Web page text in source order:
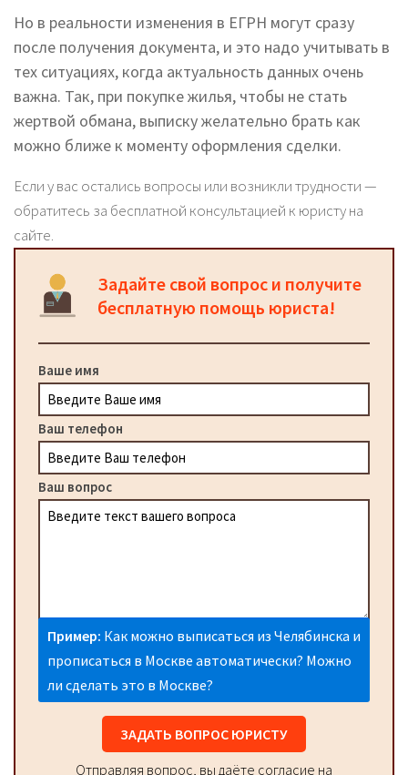
Но в реальности изменения в ЕГРН могут сразу
после получения документа, и это надо учитывать в
тех ситуациях, когда актуальность данных очень
важна. Так, при покупке жилья, чтобы не стать
жертвой обмана, выписку желательно брать как
можно ближе к моменту оформления сделки.
Если у вас остались вопросы или возникли трудности —
обратитесь за бесплатной консультацией к юристу на
сайте.
Задайте свой вопрос и получите
бесплатную помощь юриста!
Ваше имя
Ваш телефон
Ваш вопрос
Пример: Как можно выписаться из Челябинска и
прописаться в Москве автоматически? Можно
ли сделать это в Москве?
ЗАДАТЬ ВОПРОС ЮРИСТУ
Отправляя вопрос, вы даёте согласие на